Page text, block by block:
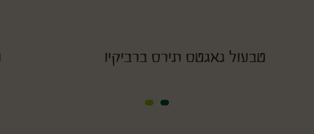
טבעול נאגטס תירס ברביקיו